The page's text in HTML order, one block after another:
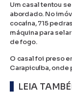
Um casal tentou
abordado. No
cocaína, 715
máquina para
de fogo.
O casal foi preso
Carapicuíba, onde
LEIA